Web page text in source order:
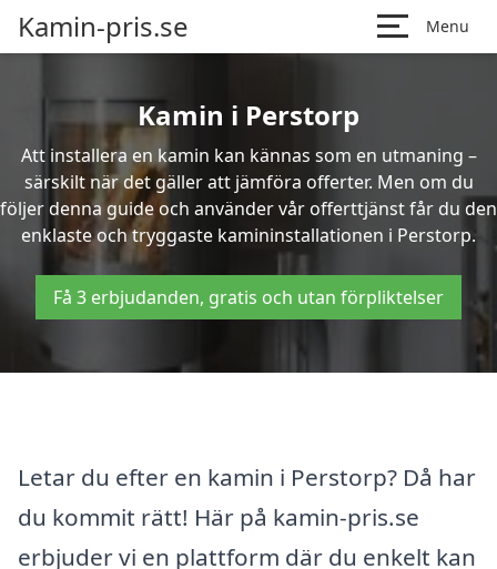
Kamin-pris.se Menu
Kamin i Perstorp
Att installera en kamin kan kännas som en utmaning –
särskilt när det gäller att jämföra offerter. Men om du
följer denna guide och använder vår offerttjänst får du den
enklaste och tryggaste kamininstallationen i Perstorp.
Få 3 erbjudanden, gratis och utan förpliktelser
Letar du efter en kamin i Perstorp? Då har
du kommit rätt! Här på kamin-pris.se
erbjuder vi en plattform där du enkelt kan